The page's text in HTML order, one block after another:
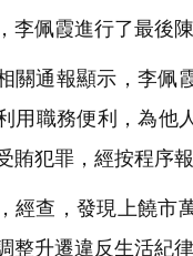
李佩霞進行了最後
關通報顯示，李佩
用職務便利，為他
賄犯罪，經按程序
經查，發現上饒市
整升遷違反生活紀律